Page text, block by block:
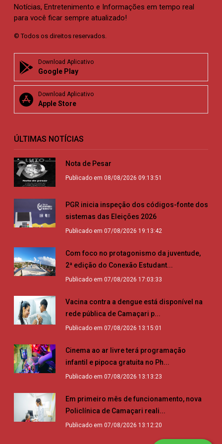
Notícias, Entretenimento e Informações em tempo real
para você ficar sempre atualizado!
© Todos os direitos reservados.
Download Aplicativo
Google Play
Download Aplicativo
Apple Store
ÚLTIMAS NOTÍCIAS
Nota de Pesar
Publicado em 08/08/2026 09:13:51
PGR inicia inspeção dos códigos-fonte dos
sistemas das Eleições 2026
Publicado em 07/08/2026 19:13:42
Com foco no protagonismo da juventude,
2ª edição do Conexão Estudant...
Publicado em 07/08/2026 17:03:33
Vacina contra a dengue está disponível na
rede pública de Camaçari p...
Publicado em 07/08/2026 13:15:01
Cinema ao ar livre terá programação
infantil e pipoca gratuita no Ph...
Publicado em 07/08/2026 13:13:23
Em primeiro mês de funcionamento, nova
Policlínica de Camaçari reali...
Publicado em 07/08/2026 13:12:20